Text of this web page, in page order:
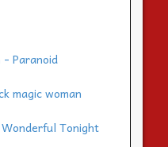
- Paranoid
magic woman
Tonight